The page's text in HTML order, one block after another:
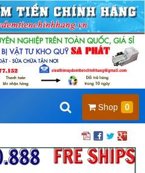
Shop 0